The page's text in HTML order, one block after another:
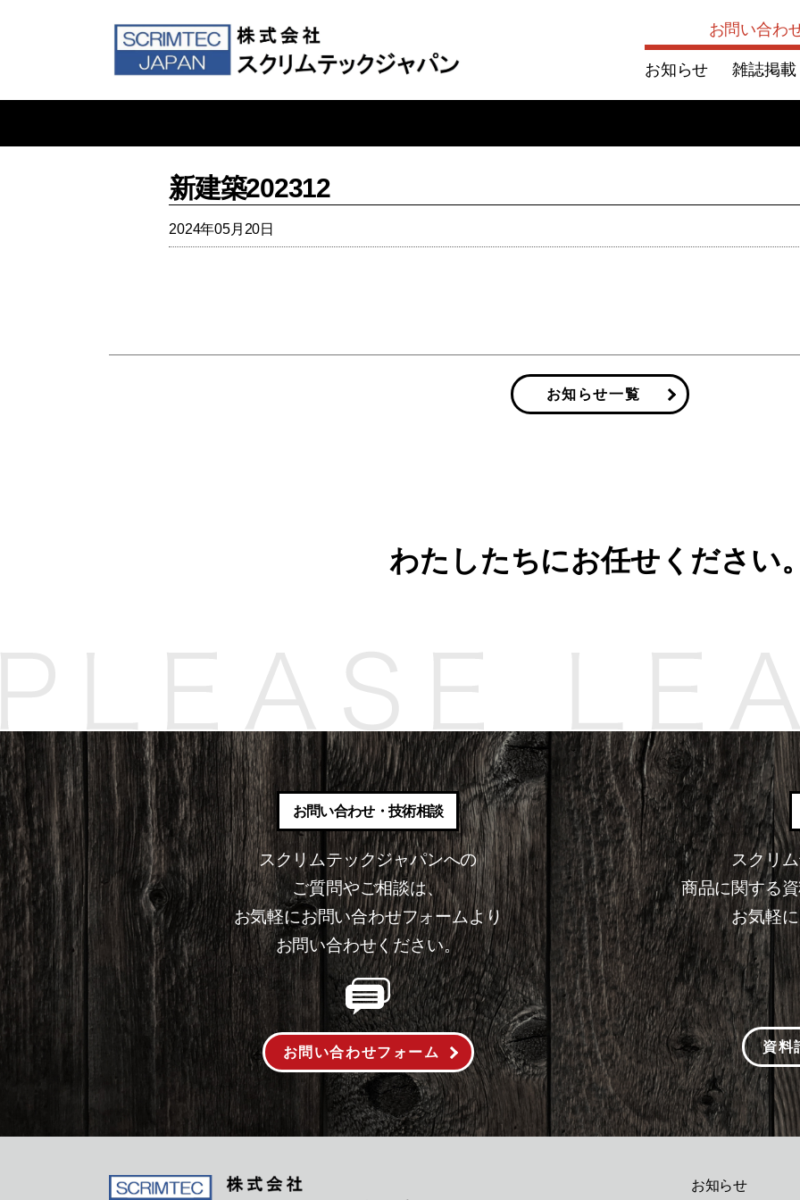
お知らせ 雑誌掲載
お問い合わ
新建築202312
2024年05月20日
お知らせ一覧
わたしたちにお任せください
お問い合わせ・技術相談
スクリムテックジャパンへの
ご質問やご相談は、
お気軽にお問い合わせフォームより
お問い合わせください。
お問い合わせフォーム
スクリ
商品に関する
お気軽
資料
お知らせ